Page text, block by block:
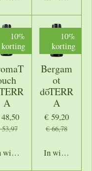
10%
korting
A
winkelwagen
10%
korting
Bergam
ot
dōTERR
A
€ 59,20
€ 66,78
In